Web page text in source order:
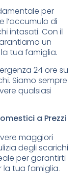
per
l’accumulo di
intasati. Con il
un
tua famiglia.
24 ore su
Siamo sempre
qualsiasi
a Prezzi
maggiori
degli scarichi
per garantirti
la tua famiglia.